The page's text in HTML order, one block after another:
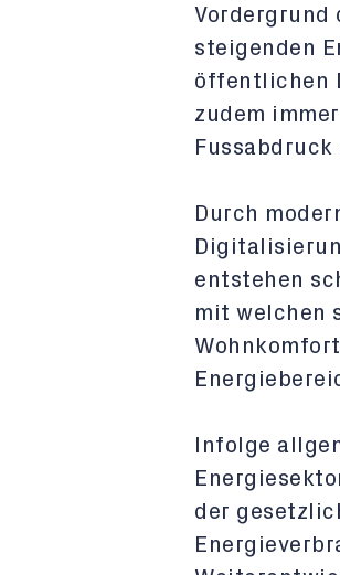
Vordergrund
steigenden
öffentlichen
zudem
Durch
entstehen
mit welchen
Infolge
der